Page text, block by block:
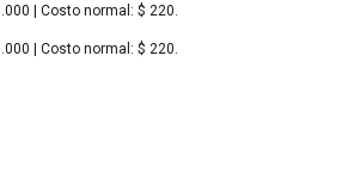
| Costo normal: $ 220.
| Costo normal: $ 220.